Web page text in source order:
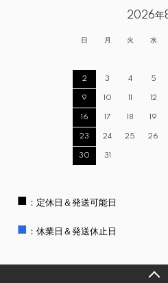
2026年
日 月 火 水
2 3 4 5
9 10 11 12
16 17 18 19
23 24 25 26
30 31
■ ：定休日＆発送可能日
■ ：休業日＆発送休止日